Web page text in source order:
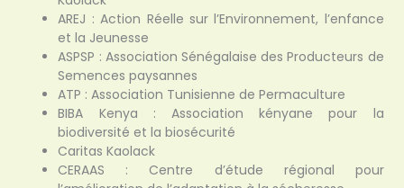
AREJ : Action Réelle sur l’Environnement, l’enfance
et la Jeunesse
ASPSP : Association Sénégalaise des Producteurs de
Semences paysannes
ATP : Association Tunisienne de Permaculture
BIBA Kenya : Association kényane pour la
biodiversité et la biosécurité
Caritas Kaolack
CERAAS : Centre d’étude régional pour